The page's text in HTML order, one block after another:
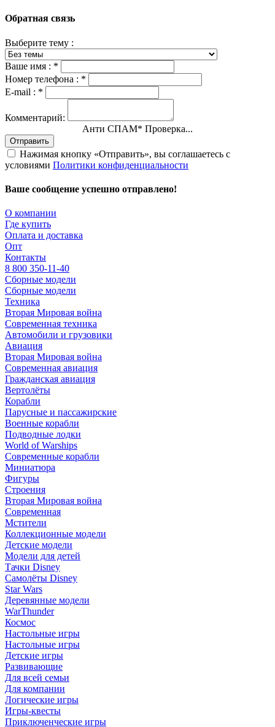
Обратная связь
Выберите тему :
Ваше имя : *
Номер телефона : *
E-mail : *
Комментарий:
Анти СПАМ* Проверка...
Отправить
Нажимая кнопку «Отправить», вы соглашаетесь с
условиями Политики конфиденциальности
Ваше сообщение успешно отправлено!
О компании
Где купить
Оплата и доставка
Опт
Контакты
8 800 350-11-40
Сборные модели
Сборные модели
Техника
Вторая Мировая война
Современная техника
Автомобили и грузовики
Авиация
Вторая Мировая война
Современная авиация
Гражданская авиация
Вертолёты
Корабли
Парусные и пассажирские
Военные корабли
Подводные лодки
World of Warships
Современные корабли
Миниатюра
Фигуры
Строения
Вторая Мировая война
Современная
Мстители
Коллекционные модели
Детские модели
Модели для детей
Тачки Disney
Самолёты Disney
Star Wars
Деревянные модели
WarThunder
Космос
Настольные игры
Настольные игры
Детские игры
Развивающие
Для всей семьи
Для компании
Логические игры
Игры-квесты
Приключенческие игры